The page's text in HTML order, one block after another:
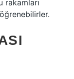
rakamları